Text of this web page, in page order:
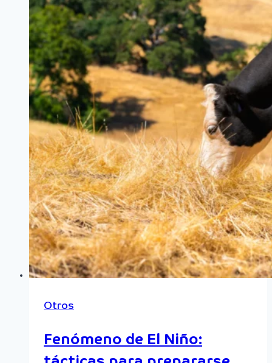
en
los
caballos
Otros
Fenómeno de El Niño: